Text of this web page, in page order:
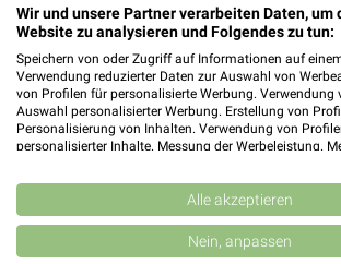
Gültig bis Fr. 14.08. Gültig bis Fr.
XXXLutz XXXLutz
Wir und unsere Partner verarbeiten Daten, um
Website zu analysieren und Folgendes zu tun:
Speichern von oder Zugriff auf Informationen auf
Verwendung reduzierter Daten zur Auswahl von
von Profilen für personalisierte Werbung. Verwendung
Auswahl personalisierter Werbung. Erstellung von
Personalisierung von Inhalten. Verwendung von
personalisierter Inhalte. Messung der Werbeleistung.
Kombinationen von Daten aus verschiedenen
Verbesserung der Angebote. Verwendung reduzierter
von Inhalten.
Daten können außerhalb der Europäischen Union
Alle akzeptieren
Nein, anpassen